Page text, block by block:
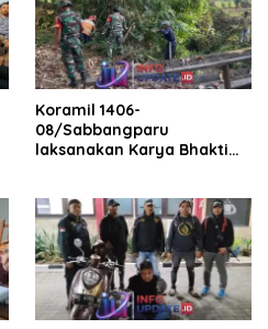
Koramil 1406-
08/Sabbangparu
laksanakan Karya Bhakti